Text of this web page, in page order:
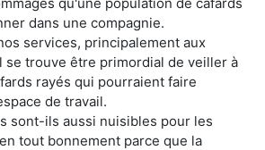
dans une compagnie.
services, principalement aux
se trouve être primordial de veiller à
rayés qui pourraient faire
de travail.
sont-ils aussi nuisibles pour les
tout bonnement parce que la